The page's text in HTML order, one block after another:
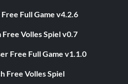
Full Game v4.2.6
Free Volles Spiel v0.7
Free Full Game v1.1.0
Free Volles Spiel